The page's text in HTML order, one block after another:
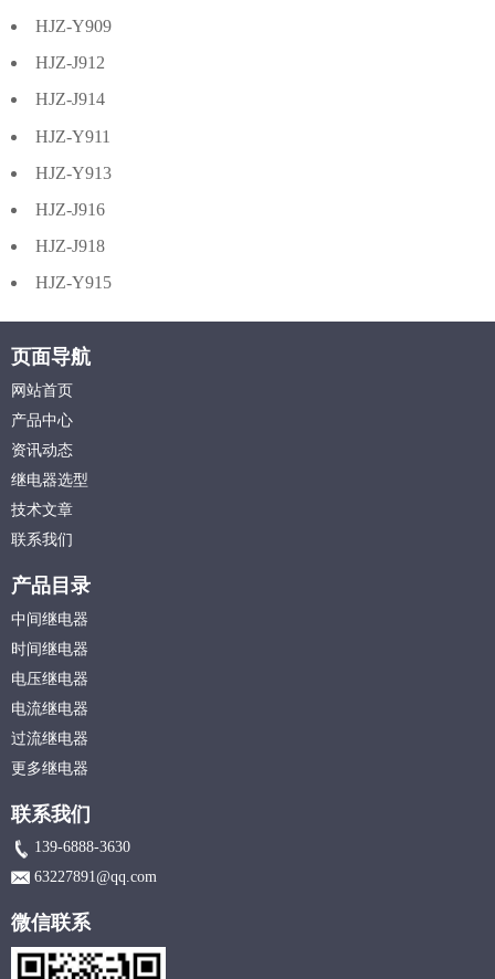
HJZ-Y909
HJZ-J912
HJZ-J914
HJZ-Y911
HJZ-Y913
HJZ-J916
HJZ-J918
HJZ-Y915
页面导航
网站首页
产品中心
资讯动态
继电器选型
技术文章
联系我们
产品目录
中间继电器
时间继电器
电压继电器
电流继电器
过流继电器
更多继电器
联系我们
139-6888-3630
63227891@qq.com
微信联系